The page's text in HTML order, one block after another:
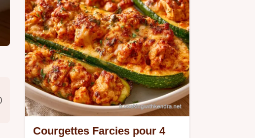
Courgettes Farcies pour 4